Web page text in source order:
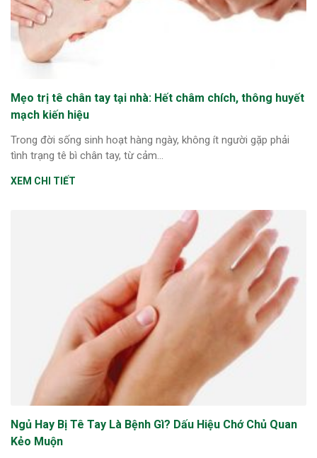
Mẹo trị tê chân tay tại nhà: Hết châm chích, thông huyết
mạch kiến hiệu
Trong đời sống sinh hoạt hàng ngày, không ít người gặp phải
tình trạng tê bì chân tay, từ cảm...
XEM CHI TIẾT
Ngủ Hay Bị Tê Tay Là Bệnh Gì? Dấu Hiệu Chớ Chủ Quan
Kẻo Muộn